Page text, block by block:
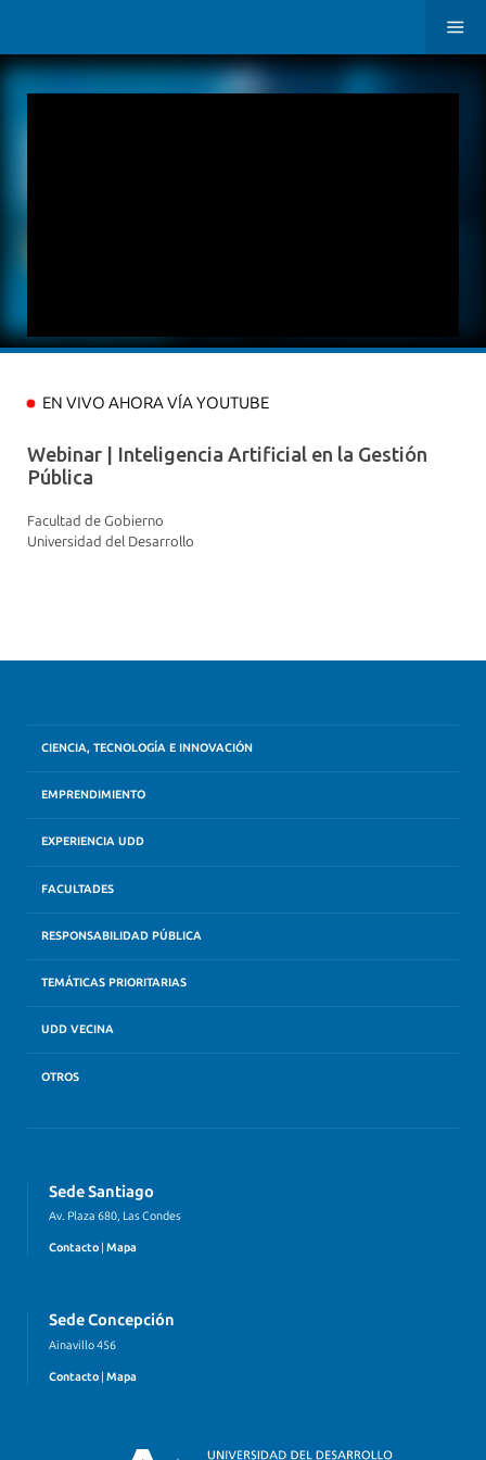
EN VIVO AHORA VÍA YOUTUBE
Webinar | Inteligencia Artificial en la Gestión
Pública
Facultad de Gobierno
Universidad del Desarrollo
CIENCIA, TECNOLOGÍA E INNOVACIÓN
EMPRENDIMIENTO
EXPERIENCIA UDD
FACULTADES
RESPONSABILIDAD PÚBLICA
TEMÁTICAS PRIORITARIAS
UDD VECINA
OTROS
Sede Santiago
Av. Plaza 680, Las Condes
Contacto Mapa
Sede Concepción
Ainavillo 456
Contacto | Mapa